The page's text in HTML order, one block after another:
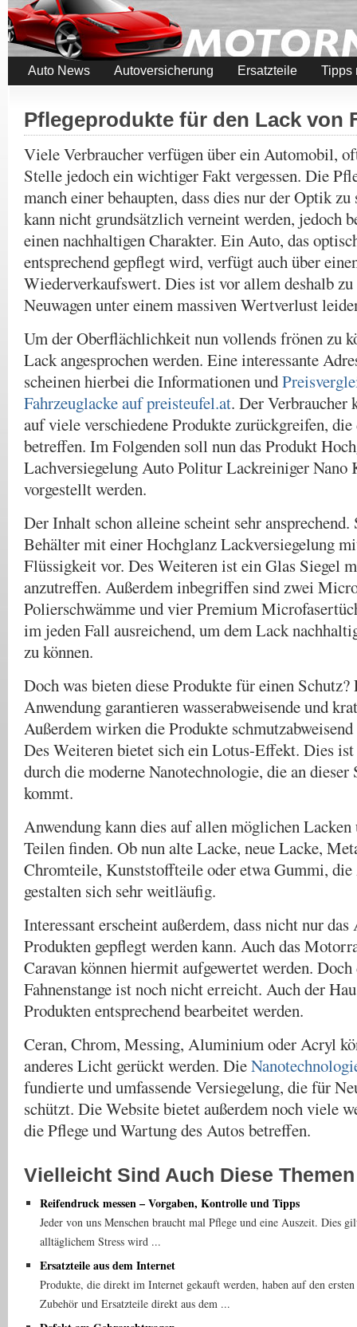
Auto News Autoversicherung Ersatzteile Tipps
Pflegeprodukte für den Lack von
Viele Verbraucher verfügen über ein Automobil,
Stelle jedoch ein wichtiger Fakt vergessen. Die
manch einer behaupten, dass dies nur der Optik
kann nicht grundsätzlich verneint werden, jedoch
einen nachhaltigen Charakter. Ein Auto, das
entsprechend gepflegt wird, verfügt auch über
Wiederverkaufswert. Dies ist vor allem deshalb zu
Neuwagen unter einem massiven Wertverlust
Um der Oberflächlichkeit nun vollends frönen zu
Lack angesprochen werden. Eine interessante
scheinen hierbei die Informationen und
Fahrzeuglacke auf preisteufel.at. Der Verbraucher
auf viele verschiedene Produkte zurückgreifen,
betreffen. Im Folgenden soll nun das Produkt
Lachversiegelung Auto Politur Lackreiniger Nano
vorgestellt werden.
Der Inhalt schon alleine scheint sehr
Behälter mit einer Hochglanz Lackversiegelung
Flüssigkeit vor. Des Weiteren ist ein Glas Siegel
anzutreffen. Außerdem inbegriffen sind zwei
Polierschwämme und vier Premium
im jeden Fall ausreichend, um dem Lack
zu können.
Doch was bieten diese Produkte für einen
Anwendung garantieren wasserabweisende und
Außerdem wirken die Produkte
Des Weiteren bietet sich ein Lotus-Effekt. Dies
durch die moderne Nanotechnologie, die an
kommt.
Anwendung kann dies auf allen möglichen
Teilen finden. Ob nun alte Lacke, neue Lacke,
Chromteile, Kunststoffteile oder etwa Gummi, die
gestalten sich sehr weitläufig.
Interessant erscheint außerdem, dass nicht nur
Produkten gepflegt werden kann. Auch das
Caravan können hiermit aufgewertet werden. Doch
Fahnenstange ist noch nicht erreicht. Auch der
Produkten entsprechend bearbeitet werden.
Ceran, Chrom, Messing, Aluminium oder Acryl
anderes Licht gerückt werden. Die
fundierte und umfassende Versiegelung, die für
schützt. Die Website bietet außerdem noch viele
die Pflege und Wartung des Autos betreffen.
Vielleicht Sind Auch Diese
Reifendruck messen – Vorgaben, Kontrolle und Tipps
Jeder von uns Menschen braucht mal Pflege und eine Auszeit. Dies
alltäglichem Stress wird ...
Ersatzteile aus dem Internet
Produkte, die direkt im Internet gekauft werden, haben auf den
Zubehör und Ersatzteile direkt aus dem ...